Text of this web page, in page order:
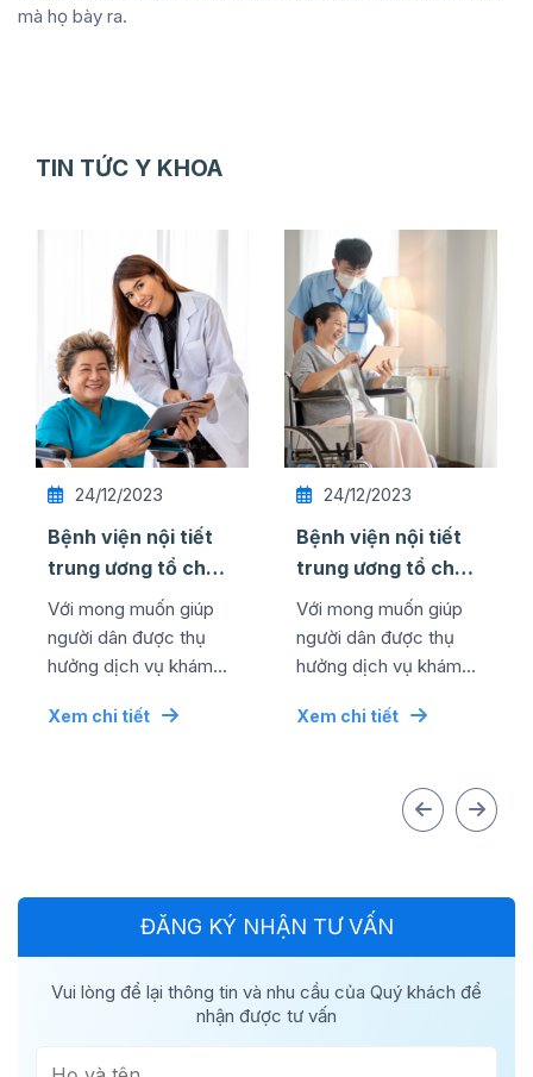
mà họ bày ra.
TIN TỨC Y KHOA
24/12/2023
Bệnh viện nội tiết
trung ương tổ chức
thành công lễ kỷ
niệm ngày quốc tế
...
Với mong muốn giúp
người dân được thụ
hưởng dịch vụ khám
cao bằng mức chi phí
Xem chi tiết
24/12/2023
Bệnh viện nội tiết
trung ương tổ chức
thành công lễ kỷ
niệm ngày quốc tế
...
Với mong muốn giúp
người dân được thụ
hưởng dịch vụ khám
cao bằng mức chi phí
Xem chi tiết
ĐĂNG KÝ NHẬN TƯ VẤN
Vui lòng để lại thông tin và nhu cầu của Quý khách để
nhận được tư vấn